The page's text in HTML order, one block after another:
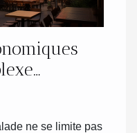
ne se limite pas